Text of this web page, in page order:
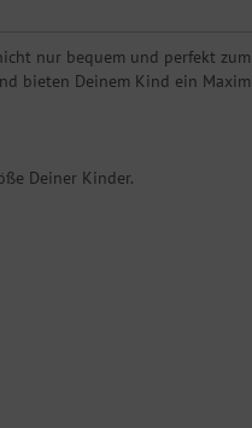
nur bequem und perfekt
bieten Deinem Kind ein
Deiner Kinder.